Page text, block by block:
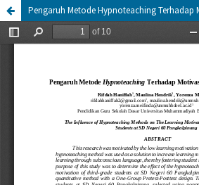
Pengaruh Metode Hypnoteaching Terhadap